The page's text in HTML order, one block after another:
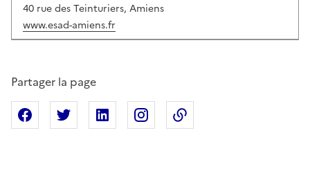
40 rue des Teinturiers, Amiens
www.esad-amiens.fr
Partager la page
Partager sur Facebook
Partager sur XPartager sur Linkedin
Partager sur Instagram